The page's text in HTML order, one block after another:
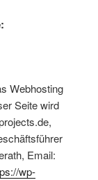
Webhosting
Seite wird
Email:
wp-